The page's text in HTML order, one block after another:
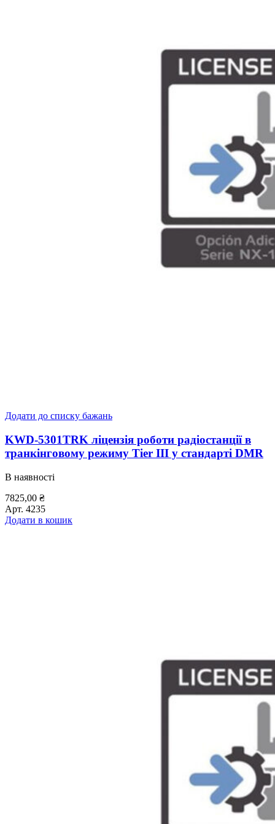
Додати до списку бажань
KWD-5301TRK ліцензія роботи радіостанції в
транкінговому режиму Tier III у стандарті DMR
В наявності
7825,00 ₴
Арт. 4235
Додати в кошик